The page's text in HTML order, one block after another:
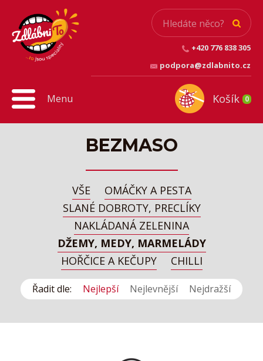
+420 776 838 305
podpora@zdlabnito.cz
Košík 0
Menu
BEZMASO
VŠE
OMÁČKY A PESTA
SLANÉ DOBROTY, PRECLÍKY
NAKLÁDANÁ ZELENINA
DŽEMY, MEDY, MARMELÁDY
HOŘČICE A KEČUPY
CHILLI
Řadit dle: Nejlepší Nejlevnější Nejdražší